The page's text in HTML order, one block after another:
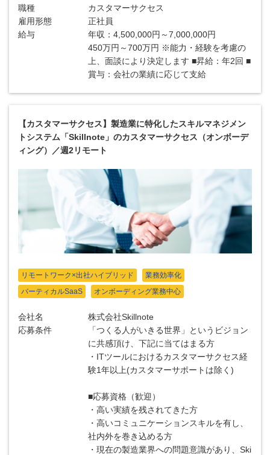
職種
カスタマーサクセス
雇用形態
正社員
給与
年収：4,500,000円～7,000,000円
450万円～700万円 ※能力・経験を考慮の
上、面談により決定します ■昇給：年2回 ■
賞与：会社の業績に応じて支給
【カスタマーサクセス】製造業に特化したスキルマネジメン
トシステム「Skillnote」のカスタマーサクセス（オンボーデ
ィング）／週2リモート
リモートワーク×出社ハイブリッド
業務効率化
バーティカルSaaS
オンボーディング業務中心
会社名
株式会社Skillnote
応募条件
「つくる人がいきる世界」というビジョン
に共感頂け、下記に当てはまる方
・ITツールにおけるカスタマーサクセス経
験1年以上(カスタマーサポートは除く)
■応募資格（歓迎）
・高い実績を残されてきた方
・高いコミュニケーションスキルを有し、
社内外を巻き込める方
・現在の製造業界への問題意識があり、Ski